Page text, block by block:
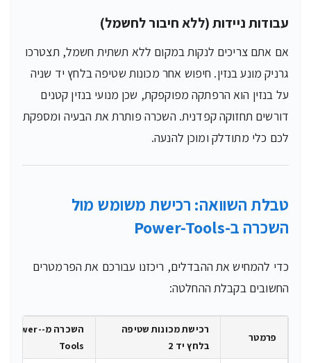
עבודות ניידות (ללא חיבור לחשמל)
אם אתם צריכים לנקות במקום ללא תשתית חשמל, תצטרכו
גרניק מונע בנזין. חיפוש אחר מכונות שטיפה בלחץ יד שניה
על בנזין הוא הרפתקה מפוקפקת, שכן מנועי בנזין קטנים
דורשים תחזוקה קפדנית. השכרה פותרת את הבעיה ומספקת
לכם כלי מתודלק ומוכן להנעה.
טבלת השוואה: רכישת משומש מול
השכרה ב-Power-Tools
כדי להמחיש את ההבדלים, ריכזנו עבורכם את הפרמטרים
החשובים בקבלת ההחלטה:
פרמטר
רכישת מכונות שטיפה
בלחץ יד 2
השכרה מ-Power-
Tools